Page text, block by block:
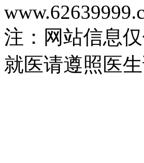
注：网站信息
就医请遵照医生